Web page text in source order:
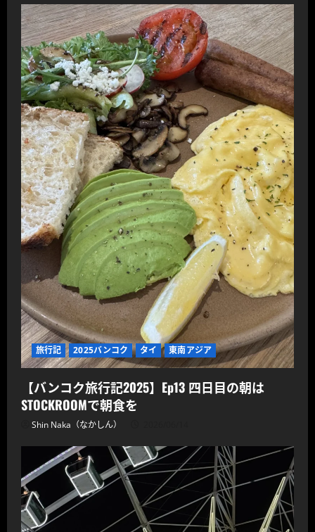
旅行記 2025バンコク タイ 東南アジア
【バンコク旅行記2025】Ep13 四日目の朝は
STOCKROOMで朝食を
Shin Naka（なかしん）